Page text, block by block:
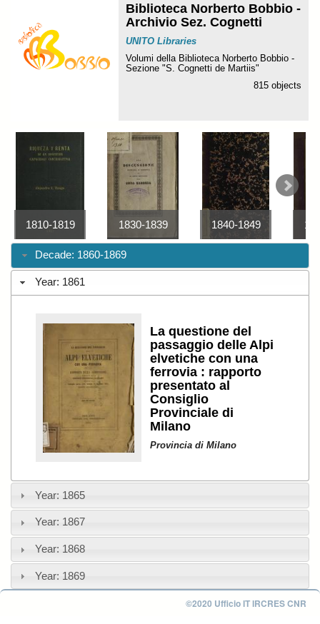
Biblioteca Norberto Bobbio -
Archivio Sez. Cognetti
UNITO Libraries
Volumi della Biblioteca Norberto Bobbio -
Sezione "S. Cognetti de Martiis"
815 objects
1810-1819 1830-1839 1840-1849
Decade: 1860-1869
Year: 1861
La questione del
passaggio delle Alpi
elvetiche con una
ferrovia : rapporto
presentato al
Consiglio
Provinciale di
Milano
Provincia di Milano
Year: 1865
Year: 1867
Year: 1868
Year: 1869
©2020 Ufficio IT IRCRES CNR